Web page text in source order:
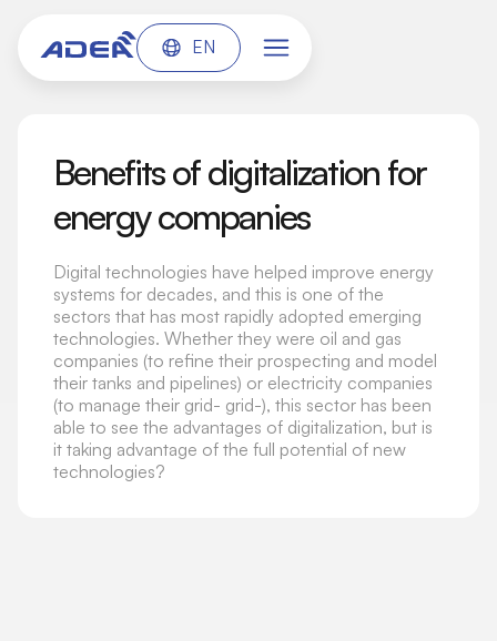
EN
Benefits of digitalization for
energy companies
Digital technologies have helped improve energy
systems for decades, and this is one of the
sectors that has most rapidly adopted emerging
technologies. Whether they were oil and gas
companies (to refine their prospecting and model
their tanks and pipelines) or electricity companies
(to manage their grid- grid-), this sector has been
able to see the advantages of digitalization, but is
it taking advantage of the full potential of new
technologies?